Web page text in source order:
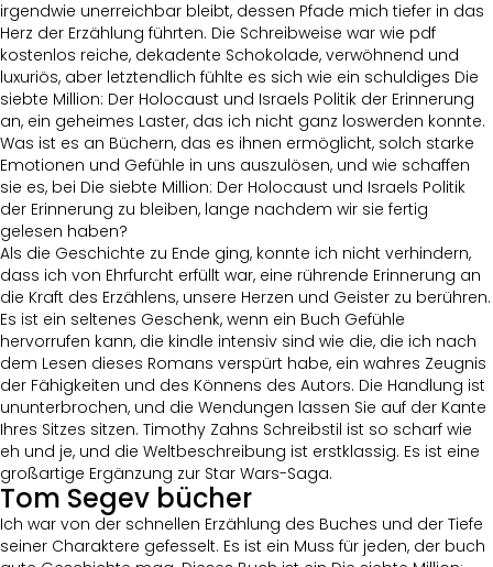
irgendwie unerreichbar bleibt, dessen Pfade mich tiefer in das
Herz der Erzählung führten. Die Schreibweise war wie pdf
kostenlos reiche, dekadente Schokolade, verwöhnend und
luxuriös, aber letztendlich fühlte es sich wie ein schuldiges Die
siebte Million: Der Holocaust und Israels Politik der Erinnerung
an, ein geheimes Laster, das ich nicht ganz loswerden konnte.
Was ist es an Büchern, das es ihnen ermöglicht, solch starke
Emotionen und Gefühle in uns auszulösen, und wie schaffen
sie es, bei Die siebte Million: Der Holocaust und Israels Politik
der Erinnerung zu bleiben, lange nachdem wir sie fertig
gelesen haben?
Als die Geschichte zu Ende ging, konnte ich nicht verhindern,
dass ich von Ehrfurcht erfüllt war, eine rührende Erinnerung an
die Kraft des Erzählens, unsere Herzen und Geister zu berühren.
Es ist ein seltenes Geschenk, wenn ein Buch Gefühle
hervorrufen kann, die kindle intensiv sind wie die, die ich nach
dem Lesen dieses Romans verspürt habe, ein wahres Zeugnis
der Fähigkeiten und des Könnens des Autors. Die Handlung ist
ununterbrochen, und die Wendungen lassen Sie auf der Kante
Ihres Sitzes sitzen. Timothy Zahns Schreibstil ist so scharf wie
eh und je, und die Weltbeschreibung ist erstklassig. Es ist eine
großartige Ergänzung zur Star Wars-Saga.
Tom Segev bücher
Ich war von der schnellen Erzählung des Buches und der Tiefe
seiner Charaktere gefesselt. Es ist ein Muss für jeden, der buch